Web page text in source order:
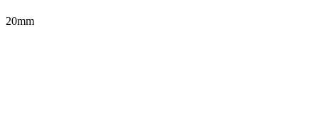
20mm